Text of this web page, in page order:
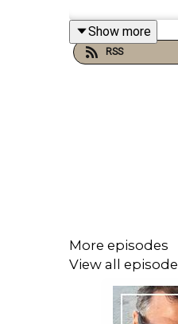
Show more
RSS
More episodes
View all